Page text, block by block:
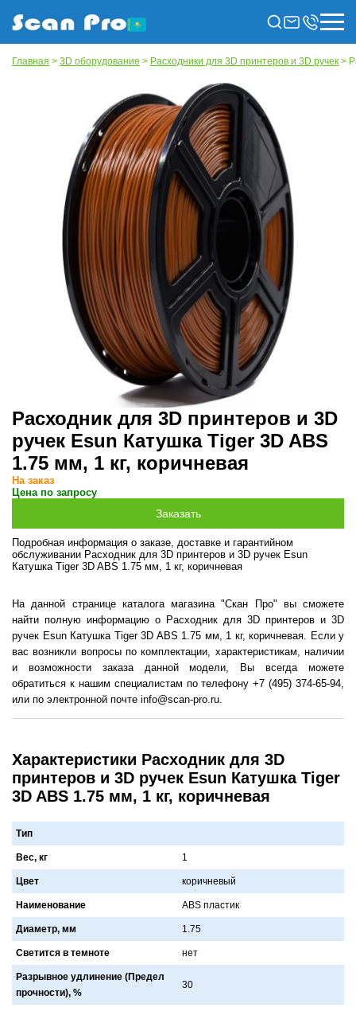
Главная > 3D оборудование > Расходники для 3D принтеров и 3D ручек >
Расходник для 3D принтеров и 3D
ручек Esun Катушка Tiger 3D ABS
1.75 мм, 1 кг, коричневая
На заказ
Цена по запросу
Подробная информация о заказе, доставке и гарантийном
обслуживании Расходник для 3D принтеров и 3D ручек Esun
Катушка Tiger 3D ABS 1.75 мм, 1 кг, коричневая
На данной странице каталога магазина "Скан Про" вы сможете
найти полную информацию о Расходник для 3D принтеров и 3D
ручек Esun Катушка Tiger 3D ABS 1.75 мм, 1 кг, коричневая. Если у
вас возникли вопросы по комплектации, характеристикам, наличии
и возможности заказа данной модели, Вы всегда можете
обратиться к нашим специалистам по телефону +7 (495) 374-65-94,
или по электронной почте info@scan-pro.ru.
Характеристики Расходник для 3D
принтеров и 3D ручек Esun Катушка Tiger
3D ABS 1.75 мм, 1 кг, коричневая
Тип
Вес, кг 1
Цвет коричневый
Наименование ABS плaстик
Диаметр, мм 1.75
Светится в темноте нет
Разрывное удлинение (Предел
прочности), %
30